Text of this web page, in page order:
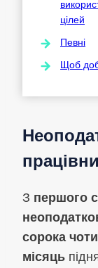
цілей
Певні
Щоб
З першого
сорока
місяць